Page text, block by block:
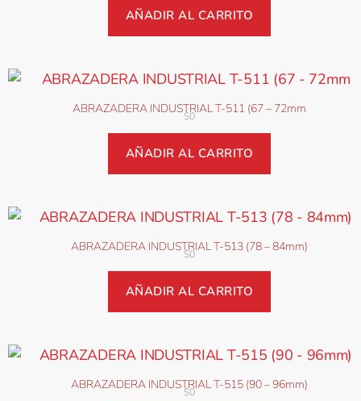
AÑADIR AL CARRITO
ABRAZADERA INDUSTRIAL T-511 (67 – 72mm
$0
AÑADIR AL CARRITO
ABRAZADERA INDUSTRIAL T-513 (78 – 84mm)
$0
AÑADIR AL CARRITO
ABRAZADERA INDUSTRIAL T-515 (90 – 96mm)
$0